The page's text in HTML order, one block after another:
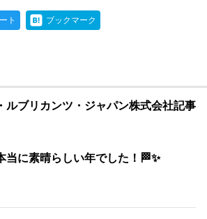
ト ブックマーク
ルブリカンツ・ジャパン株式会社記事
当に素晴らしい年でした！🏁✨